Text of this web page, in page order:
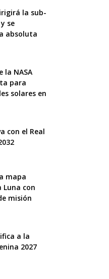
la sub-
se
absoluta
la NASA
para
solares en
con el Real
mapa
Luna con
misión
a la
2027